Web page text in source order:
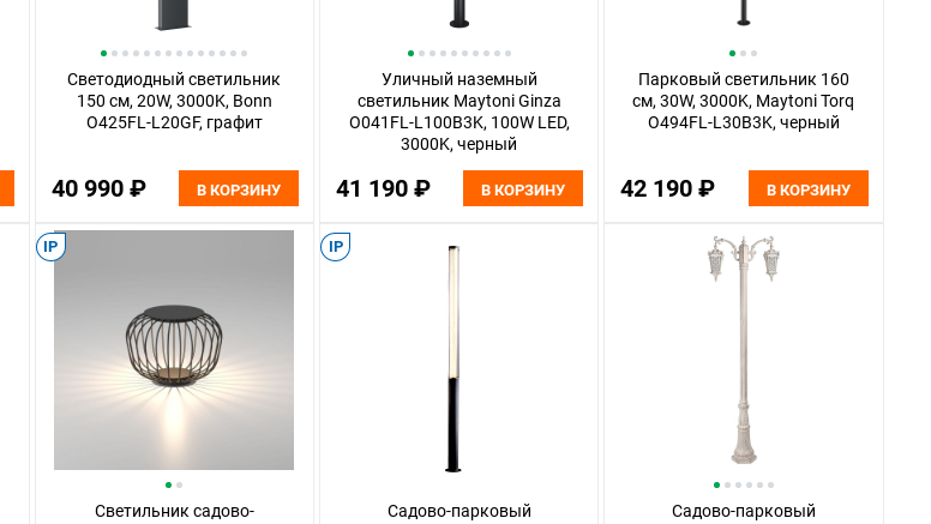
Светодиодный светильник
150 см, 20W, 3000K, Bonn
O425FL-L20GF, графит
40 990 ₽ В КОРЗИНУ
Уличный наземный
светильник Maytoni Ginza
O041FL-L100B3K, 100W LED,
3000K, черный
41 190 ₽ В КОРЗИНУ
Парковый светильник 160
см, 30W, 3000K, Maytoni Torq
O494FL-L30B3K, черный
42 190 ₽ В КОРЗИНУ
IP
Светильник садово-
IP
Садово-парковый
Садово-парковый